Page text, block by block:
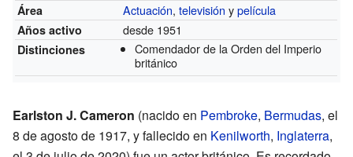
Área Actuación,televisión ypelícula
Años activo desde 1951
Distinciones
Comendador de la Orden del Imperio
británico
Earlston J. Cameron (nacido en Pembroke, Bermudas, el
8 de agosto de 1917, y fallecido en Kenilworth, Inglaterra,